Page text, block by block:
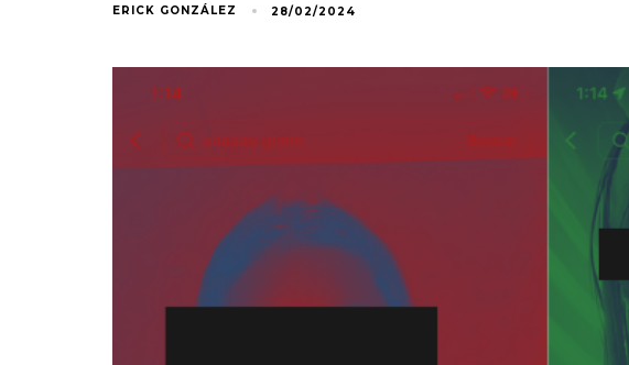
ERICK GONZÁLEZ 28/02/2024